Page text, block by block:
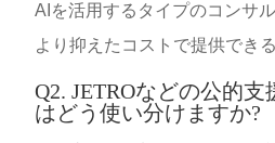
AIを活用するタイプのコンサ
より抑えたコストで提供でき
Q2. JETROなどの公的
はどう使い分けますか?